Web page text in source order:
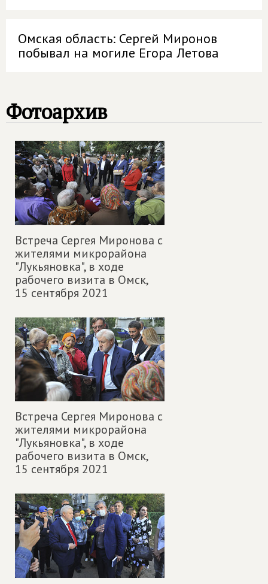
Омская область: Сергей Миронов
побывал на могиле Егора Летова
Фотоархив
Встреча Сергея Миронова с
жителями микрорайона
"Лукьяновка", в ходе
рабочего визита в Омск,
15 сентября 2021
Встреча Сергея Миронова с
жителями микрорайона
"Лукьяновка", в ходе
рабочего визита в Омск,
15 сентября 2021